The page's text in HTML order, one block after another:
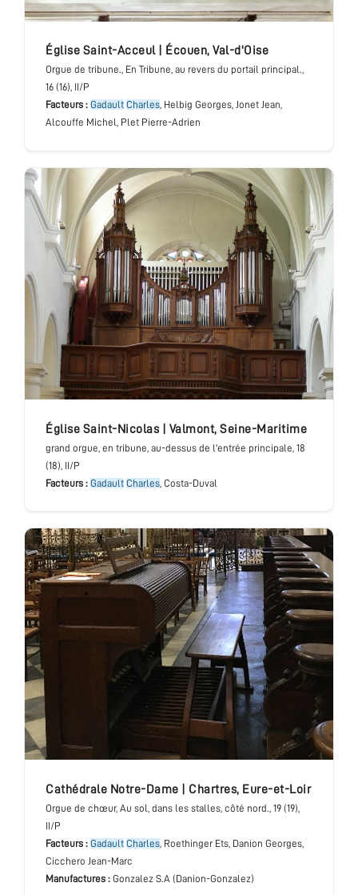
église Saint-Acceul| Écouen, Val-d'Oise
Orgue de tribune., En Tribune, au revers du portail principal.,
16 (16), II/P
Facteurs : Gadault Charles, Helbig Georges, Jonet Jean,
Alcouffe Michel, Plet Pierre-Adrien
église Saint-Nicolas| Valmont, Seine-Maritime
grand orgue , en tribune, au-dessus de l'entrée principale , 18
(18), II/P
Facteurs : Gadault Charles , Costa-Duval
cathédrale Notre-Dame Chartres, Eure-et-Loir
Orgue de chœur, Au sol, dans les stalles, côté nord., 19 (19),
II/P
Facteurs : Gadault Charles, Roethinger Ets, Danion Georges,
Cicchero Jean-Marc
Manufactures : Gonzalez S.A (Danion-Gonzalez)